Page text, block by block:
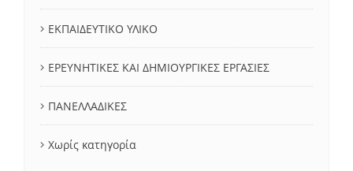
ΕΚΠΑΙΔΕΥΤΙΚΟ ΥΛΙΚΟ
ΕΡΕΥΝΗΤΙΚΕΣ ΚΑΙ ΔΗΜΙΟΥΡΓΙΚΕΣ ΕΡΓΑΣΙΕΣ
ΠΑΝΕΛΛΑΔΙΚΕΣ
Χωρίς κατηγορία